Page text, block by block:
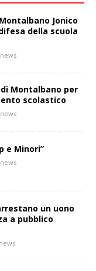
Jonico
della scuola
Montalbano per
scolastico
e Minori”
un uono
a pubblico